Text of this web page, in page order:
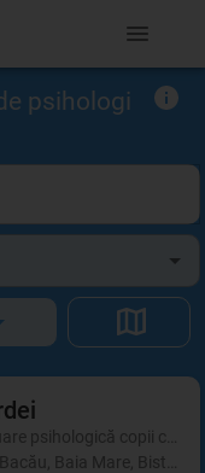
psihologi
psihologică copii cu
Baia Mare,